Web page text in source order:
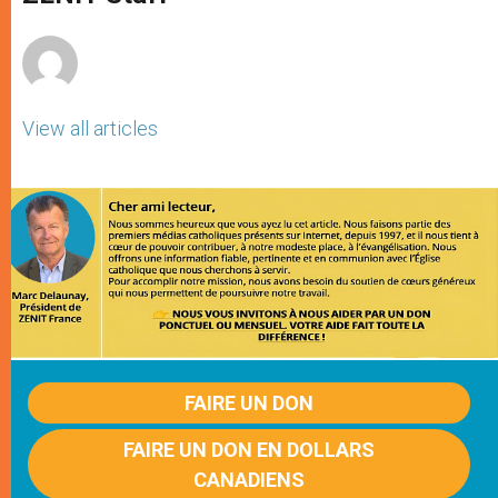
View all articles
FAIRE UN DON
FAIRE UN DON EN DOLLARS
CANADIENS